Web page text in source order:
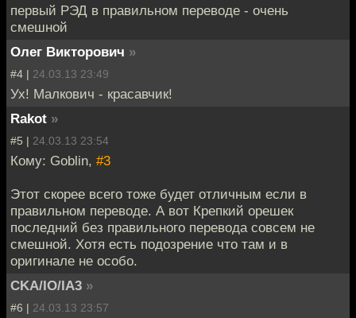
первый РЭД в правильном переводе - очень
смешной
Олег Викторович »
#4 | 24.03.13 23:49
Ух! Малкович - красавчик!
Rakot »
#5 | 24.03.13 23:54
Кому: Goblin, #3
Этот скорее всего тоже будет отличным если в
правильном переводе. А вот Крепкий орешек
последний без правильного перевода совсем не
смешной. Хотя есть подозрение что там и в
оригинале не особо.
CKA/IO/IA3 »
#6 | 24.03.13 23:57